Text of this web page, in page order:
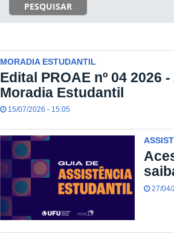
PESQUISAR
MORADIA ESTUDANTIL
Edital PROAE nº 04 2026
Moradia Estudantil
15/07/2026 - 15:05
27/04/